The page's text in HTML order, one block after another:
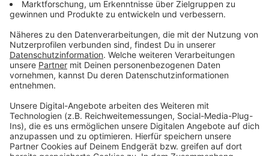
Wir benötigen Ihre
Zustimmung, um den YouTube
Video-Service zu laden!
Drittanbieters, um Videoinhalte
einzubetten. Dieser Service kann
Daten zu Ihren Aktivitäten
sammeln. Bitte lesen Sie die